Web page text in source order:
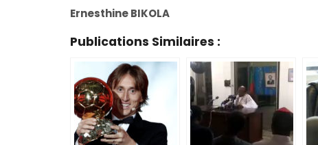
Ernesthine BIKOLA
Publications Similaires :